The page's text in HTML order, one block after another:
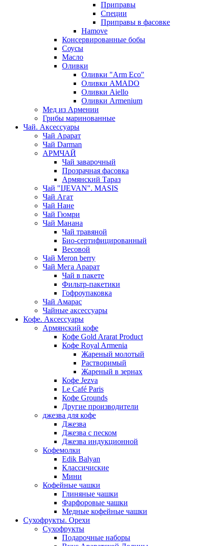
Приправы
Специи
Приправы в фасовке
Hamove
Консервированные бобы
Соусы
Масло
Оливки
Оливки "Arm Eco"
Оливки AMADO
Оливки Aiello
Оливки Armenium
Мед из Армении
Грибы маринованные
Чай. Аксессуары
Чай Арарат
Чай Darman
АРМЧАЙ
Чай заварочный
Прозрачная фасовка
Армянский Тараз
Чай "IJEVAN". MASIS
Чай Агат
Чай Нане
Чай Гюмри
Чай Манана
Чай травяной
Био-сертифицированный
Весовой
Чай Meron berry
Чай Мега Арарат
Чай в пакете
Фильтр-пакетики
Гофроупаковка
Чай Амарас
Чайные аксессуары
Кофе. Аксессуары
Армянский кофе
Кофе Gold Ararat Product
Кофе Royal Armenia
Жареный молотый
Растворимый
Жареный в зернах
Кофе Jezva
Le Café Paris
Кофе Grounds
Другие производители
джезва для кофе
Джезва
Джезва с песком
Джезва индукционной
Кофемолки
Edik Balyan
Классичиские
Мини
Кофейные чашки
Глиняные чашки
Фарфоровые чашки
Медные кофейные чашки
Сухофрукты. Орехи
Сухофрукты
Подарочные наборы